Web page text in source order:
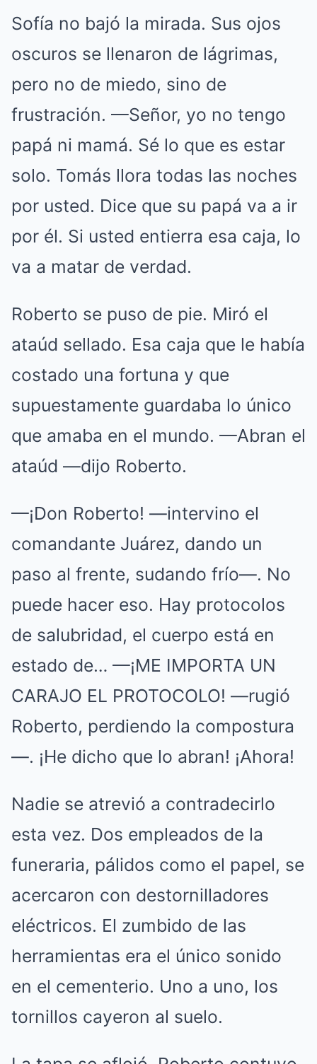
Sofía no bajó la mirada. Sus ojos
oscuros se llenaron de lágrimas,
pero no de miedo, sino de
frustración. —Señor, yo no tengo
papá ni mamá. Sé lo que es estar
solo. Tomás llora todas las noches
por usted. Dice que su papá va a ir
por él. Si usted entierra esa caja, lo
va a matar de verdad.
Roberto se puso de pie. Miró el
ataúd sellado. Esa caja que le había
costado una fortuna y que
supuestamente guardaba lo único
que amaba en el mundo. —Abran el
ataúd —dijo Roberto.
—¡Don Roberto! —intervino el
comandante Juárez, dando un
paso al frente, sudando frío—. No
puede hacer eso. Hay protocolos
de salubridad, el cuerpo está en
estado de… —¡ME IMPORTA UN
CARAJO EL PROTOCOLO! —rugió
Roberto, perdiendo la compostura
—. ¡He dicho que lo abran! ¡Ahora!
Nadie se atrevió a contradecirlo
esta vez. Dos empleados de la
funeraria, pálidos como el papel, se
acercaron con destornilladores
eléctricos. El zumbido de las
herramientas era el único sonido
en el cementerio. Uno a uno, los
tornillos cayeron al suelo.